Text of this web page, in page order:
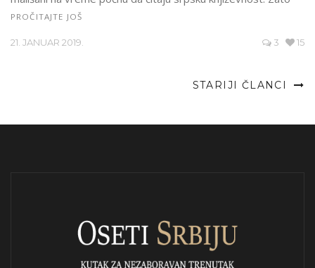
PROČITAJTE JOŠ
21. JANUAR 2019. 3 15
STARIJI ČLANCI